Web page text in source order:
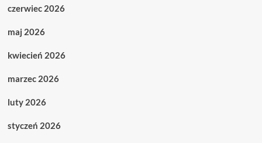
czerwiec 2026
maj 2026
kwiecień 2026
marzec 2026
luty 2026
styczeń 2026